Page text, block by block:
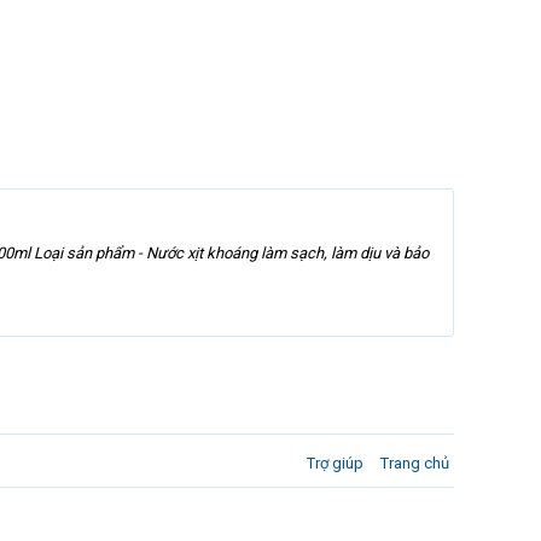
Loại sản phẩm - Nước xịt khoáng làm sạch, làm dịu và bảo
Trợ giúp Trang chủ